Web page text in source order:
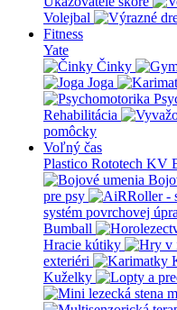
Volejbal
Fitness
Yate
Činky
Joga
Rehabilitácia
pomôcky
Voľný čas
Plastico Rototech KV
pre psy
systém povrchovej
Bumball
Hracie kútiky
exteriéri
Kuželky